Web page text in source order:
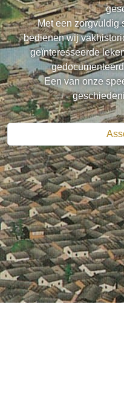
Met een zorgvuldig
bedienen wij
geïnteresseerde
Een van onze